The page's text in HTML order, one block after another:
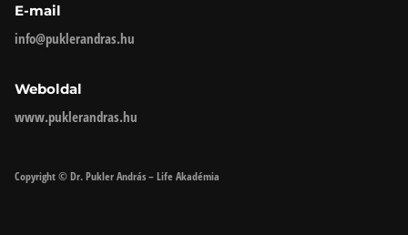
E-mail
info@puklerandras.hu
Weboldal
www.puklerandras.hu
Copyright © Dr. Pukler András – Life Akadémia